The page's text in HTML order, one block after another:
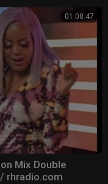
01:08:47
Mix Double
rhradio.com